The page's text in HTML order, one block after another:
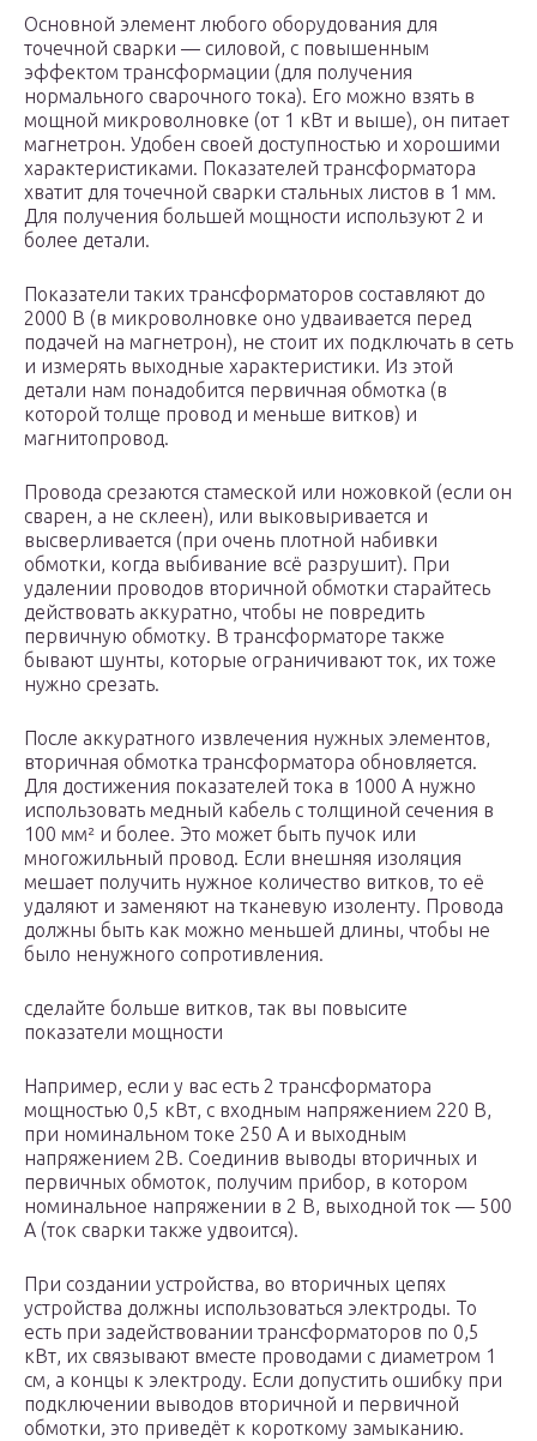
Основной элемент любого оборудования для
точечной сварки — силовой, с повышенным
эффектом трансформации (для получения
нормального сварочного тока). Его можно взять в
мощной микроволновке (от 1 кВт и выше), он питает
магнетрон. Удобен своей доступностью и хорошими
характеристиками. Показателей трансформатора
хватит для точечной сварки стальных листов в 1 мм.
Для получения большей мощности используют 2 и
более детали.
Показатели таких трансформаторов составляют до
2000 В (в микроволновке оно удваивается перед
подачей на магнетрон), не стоит их подключать в сеть
и измерять выходные характеристики. Из этой
детали нам понадобится первичная обмотка (в
которой толще провод и меньше витков) и
магнитопровод.
Провода срезаются стамеской или ножовкой (если он
сварен, а не склеен), или выковыривается и
высверливается (при очень плотной набивки
обмотки, когда выбивание всё разрушит). При
удалении проводов вторичной обмотки старайтесь
действовать аккуратно, чтобы не повредить
первичную обмотку. В трансформаторе также
бывают шунты, которые ограничивают ток, их тоже
нужно срезать.
После аккуратного извлечения нужных элементов,
вторичная обмотка трансформатора обновляется.
Для достижения показателей тока в 1000 А нужно
использовать медный кабель с толщиной сечения в
100 мм² и более. Это может быть пучок или
многожильный провод. Если внешняя изоляция
мешает получить нужное количество витков, то её
удаляют и заменяют на тканевую изоленту. Провода
должны быть как можно меньшей длины, чтобы не
было ненужного сопротивления.
сделайте больше витков, так вы повысите
показатели мощности
Например, если у вас есть 2 трансформатора
мощностью 0,5 кВт, с входным напряжением 220 В,
при номинальном токе 250 А и выходным
напряжением 2В. Соединив выводы вторичных и
первичных обмоток, получим прибор, в котором
номинальное напряжении в 2 В, выходной ток — 500
А (ток сварки также удвоится).
При создании устройства, во вторичных цепях
устройства должны использоваться электроды. То
есть при задействовании трансформаторов по 0,5
кВт, их связывают вместе проводами с диаметром 1
см, а концы к электроду. Если допустить ошибку при
подключении выводов вторичной и первичной
обмотки, это приведёт к короткому замыканию.